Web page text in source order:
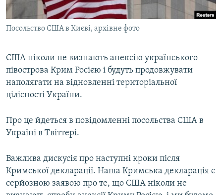
СВІДЧЕННЯ ОКУПАЦІЇ
УКРАЇНСЬКА ПРОБЛЕМА КРИМУ
Русский
Qırımtatar
Усі сайти RFE/RL
Посольство США в Києві, архівне фото
США ніколи не визнають анексію українського
півострова Крим Росією і будуть продовжувати
наполягати на відновленні територіальної
цілісності України.
Про це йдеться в повідомленні посольства США в
Україні в Tвіттері.
Важлива дискусія про наступні кроки після
Кримської декларації. Наша Кримська декларація є
серйозною заявою про те, що США ніколи не